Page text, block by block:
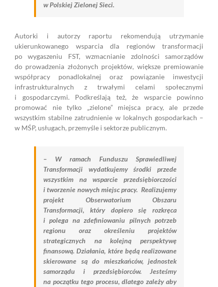
w Polskiej Zielonej Sieci.
Autorki i autorzy raportu rekomendują utrzymanie
ukierunkowanego wsparcia dla regionów transformacji
po wygaszeniu FST, wzmacnianie zdolności samorządów
do prowadzenia złożonych projektów, większe premiowanie
współpracy ponadlokalnej oraz powiązanie inwestycji
infrastrukturalnych z trwałymi celami społecznymi
i gospodarczymi. Podkreślają też, że wsparcie powinno
promować nie tylko „zielone” miejsca pracy, ale przede
wszystkim stabilne zatrudnienie w lokalnych gospodarkach –
w MŚP, usługach, przemyśle i sektorze publicznym.
– W ramach Funduszu Sprawiedliwej
Transformacji wydatkujemy środki przede
wszystkim na wsparcie przedsiębiorczości
i tworzenie nowych miejsc pracy. Realizujemy
projekt Obserwatorium Obszaru
Transformacji, który dopiero się rozkręca
i polega na zdefiniowaniu pilnych potrzeb
regionu oraz określeniu projektów
strategicznych na kolejną perspektywę
finansową. Działania, które będą realizowane
skierowane są do mieszkańców, jednostek
samorządu i przedsiębiorców. Jesteśmy
na początku tego procesu, dlatego zależy aby